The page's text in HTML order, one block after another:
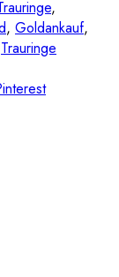
,
, Goldankauf,
Trauringe